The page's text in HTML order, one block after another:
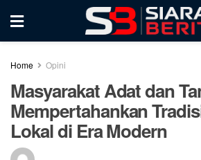
Home Opini
Masyarakat Adat dan
Mempertahankan
Lokal di Era Modern